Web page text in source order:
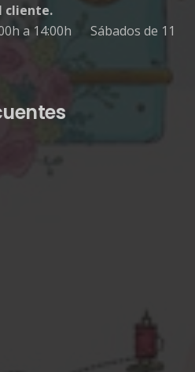
cliente.
a 14:00h Sábados de 11